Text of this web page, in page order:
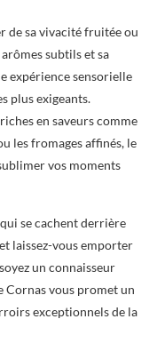
de sa vivacité fruitée ou
subtils et sa
expérience sensorielle
plus exigeants.
en saveurs comme
les fromages affinés, le
vos moments
se cachent derrière
laissez-vous emporter
un connaisseur
Cornas vous promet un
exceptionnels de la